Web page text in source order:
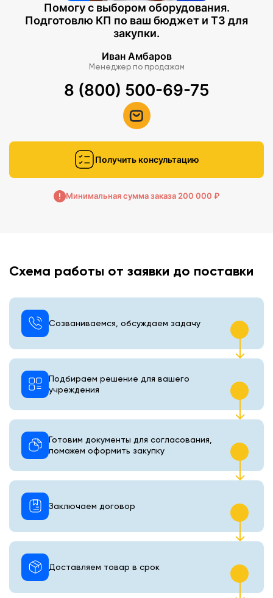
Помогу с выбором оборудования.
Подготовлю КП по ваш бюджет и ТЗ для
закупки.
Иван Амбаров
Менеджер по продажам
8 (800) 500-69-75
Получить консультацию
Минимальная сумма заказа 200 000 ₽
Схема работы от заявки до поставки
Созваниваемся, обсуждаем задачу
Подбираем решение для вашего
учреждения
Готовим документы для согласования,
поможем оформить закупку
Доставляем товар в срок
Заключаем договор